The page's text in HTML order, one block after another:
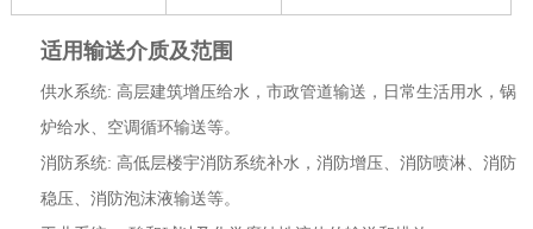
适用输送介质及范围
供水系统: 高层建筑增压给水，市政管道输送，日常生活用水，锅
炉给水、空调循环输送等。
消防系统: 高低层楼宇消防系统补水，消防增压、消防喷淋、消防
稳压、消防泡沫液输送等。